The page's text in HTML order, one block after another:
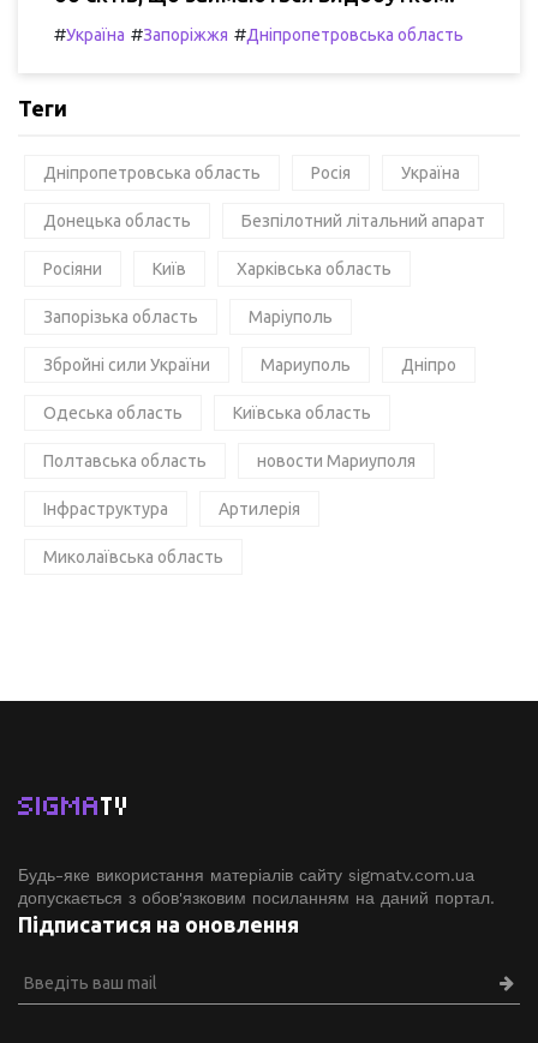
#Україна #Запоріжжя #Дніпропетровська область
Теги
Дніпропетровська область Росія Україна
Донецька область Безпілотний літальний апарат
Росіяни Київ Харківська область
Запорізька область Маріуполь
Збройні сили України Мариуполь Дніпро
Одеська область Київська область
Полтавська область новости Мариуполя
Інфраструктура Артилерія
Миколаївська область
SIGMATV
Будь-яке використання матеріалів сайту sigmatv.com.ua
допускається з обов'язковим посиланням на даний портал.
Підписатися на оновлення